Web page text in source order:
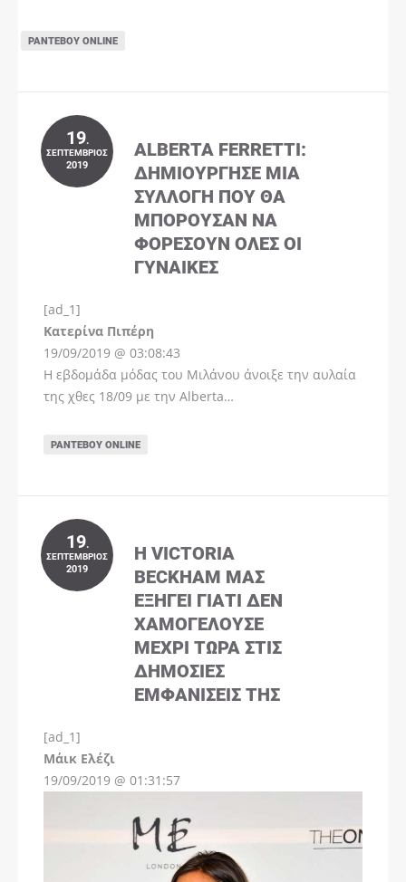
ΡΑΝΤΕΒΟΎ ONLINE
19.
ΣΕΠΤΈΜΒΡΙΟΣ
2019
ALBERTA FERRETTI:
ΔΗΜΙΟΎΡΓΗΣΕ ΜΊΑ
ΣΥΛΛΟΓΉ ΠΟΥ ΘΑ
ΜΠΟΡΟΎΣΑΝ ΝΑ
ΦΟΡΈΣΟΥΝ ΌΛΕΣ ΟΙ
ΓΥΝΑΊΚΕΣ
[ad_1]
Kατερίνα Πιπέρη
19/09/2019 @ 03:08:43
Η εβδομάδα μόδας του Μιλάνου άνοιξε την αυλαία
της χθες 18/09 με την Alberta…
ΡΑΝΤΕΒΟΎ ONLINE
19.
ΣΕΠΤΈΜΒΡΙΟΣ
2019
Η VICTORIA
BECKHAM ΜΑΣ
ΕΞΗΓΕΊ ΓΙΑΤΊ ΔΕΝ
ΧΑΜΟΓΕΛΟΎΣΕ
ΜΈΧΡΙ ΤΏΡΑ ΣΤΙΣ
ΔΗΜΌΣΙΕΣ
ΕΜΦΑΝΊΣΕΙΣ ΤΗΣ
[ad_1]
Μάικ Ελέζι
19/09/2019 @ 01:31:57